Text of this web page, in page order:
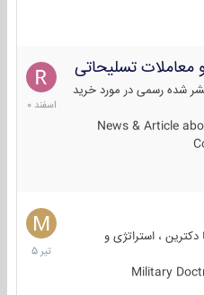
تسلیحاتی
شده رسمی در مورد خرید
News & Article
7
اسفند
1400
، استراتژی و
Military
27
تیر
1405